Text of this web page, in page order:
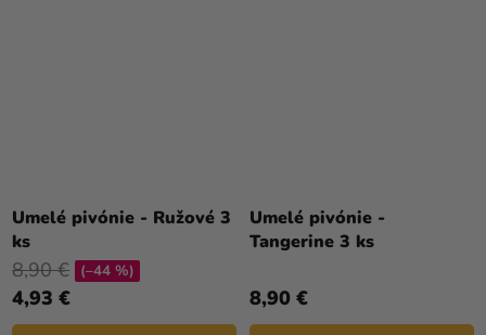
Umelé pivónie - Ružové 3
ks
4,93 €
8,90 € (–44 %)
Umelé pivónie -
Tangerine 3 ks
8,90 €